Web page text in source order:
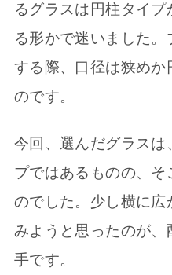
るグラスは円柱タイ
る形かで迷いました
する際、口径は狭めか
のです。
今回、選んだグラスは
プではあるものの、そ
のでした。少し横に広
みようと思ったのが、
手です。